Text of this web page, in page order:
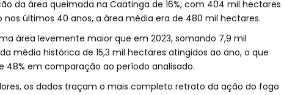
da área queimada na Caatinga de 16%, com 404 mil hectares
últimos 40 anos, a área média era de 480 mil hectares.
área levemente maior que em 2023, somando 7,9 mil
média histórica de 15,3 mil hectares atingidos ao ano, o que
48% em comparação ao período analisado.
os dados traçam o mais completo retrato da ação do fogo